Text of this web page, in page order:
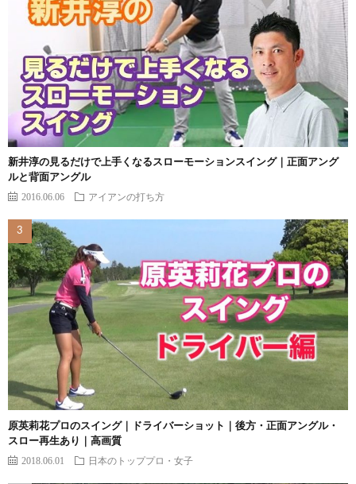
新井淳の見るだけで上手くなるスローモーションスイング｜正面アング
ルと背面アングル
2016.06.06 アイアンの打ち方
原英莉花プロのスイング｜ドライバーショット｜後方・正面アングル・
スロー再生あり｜高画質
2018.06.01 日本のトッププロ・女子